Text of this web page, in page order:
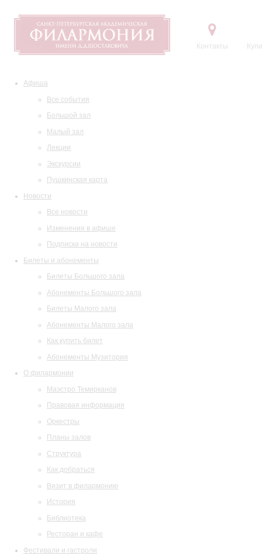
Контакты
Афиша
Все события
Большой зал
Малый зал
Лекции
Экскурсии
Пушкинская карта
Новости
Все новости
Изменения в афише
Подписка на новости
Билеты и абонементы
Билеты Большого зала
Абонементы Большого зала
Билеты Малого зала
Абонементы Малого зала
Как купить билет
Абонементы Музитория
О филармонии
Маэстро Темирканов
Правовая информация
Оркестры
Планы залов
Структура
Как добраться
Визит в филармонию
История
Библиотека
Ресторан и кафе
Фестивали и гастроли